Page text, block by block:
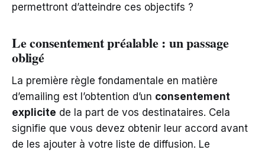
permettront d’atteindre ces objectifs ?
Le consentement préalable : un passage
obligé
La première règle fondamentale en matière
d’emailing est l’obtention d’un consentement
explicite de la part de vos destinataires. Cela
signifie que vous devez obtenir leur accord avant
de les ajouter à votre liste de diffusion. Le